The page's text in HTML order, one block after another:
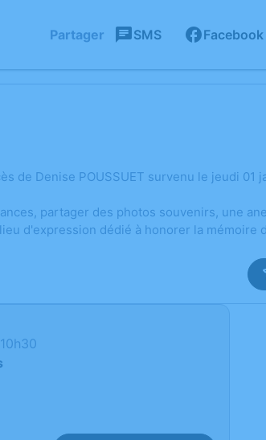
Partager SMS Facebook
de Denise POUSSUET survenu le jeudi 01
partager des photos souvenirs, une
d'expression dédié à honorer la mémoire